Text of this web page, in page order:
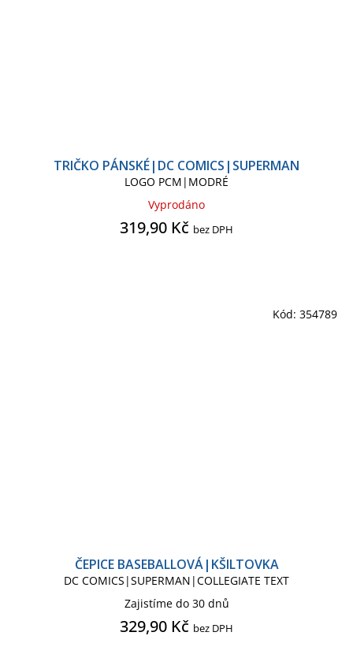
TRIČKO PÁNSKÉ|DC COMICS|SUPERMAN
LOGO PCM|MODRÉ
Vyprodáno
319,90 Kč bez DPH
ČEPICE BASEBALLOVÁ|KŠILTOVKA
DC COMICS|SUPERMAN|COLLEGIATE TEXT
Zajistíme do 30 dnů
329,90 Kč bez DPH
Kód: 354789